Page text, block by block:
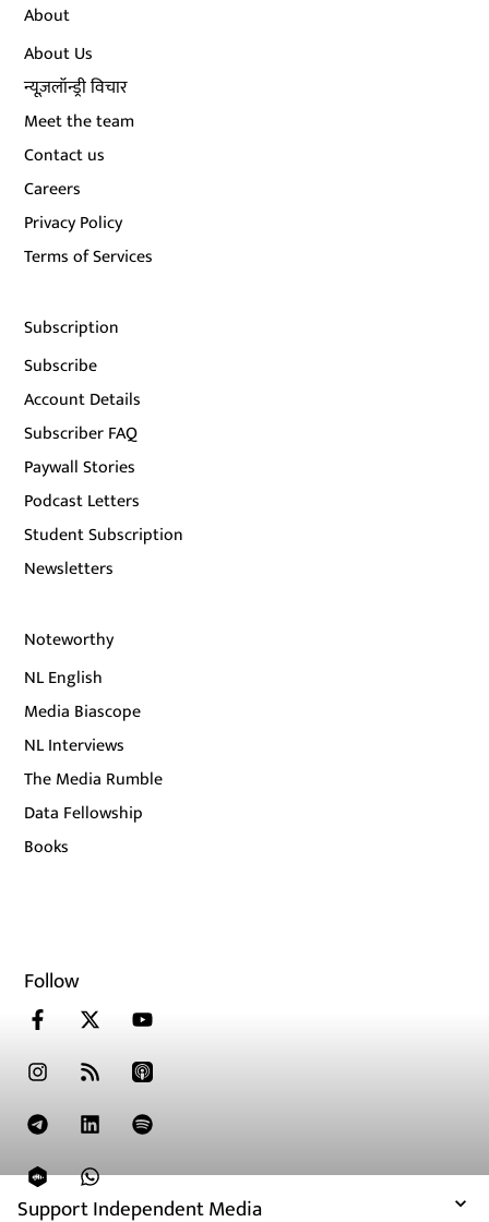
Support Independent Media
About
About Us
न्यूज़लॉन्ड्री विचार
Meet the team
Contact us
Careers
Privacy Policy
Terms of Services
Subscription
Subscribe
Account Details
Subscriber FAQ
Paywall Stories
Podcast Letters
Student Subscription
Newsletters
Noteworthy
NL English
Media Biascope
NL Interviews
The Media Rumble
Data Fellowship
Books
Follow